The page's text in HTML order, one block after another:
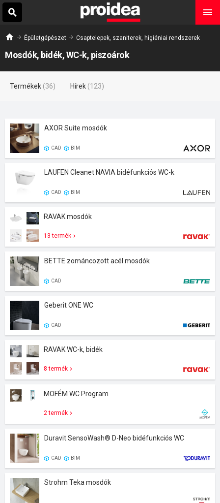
Épületgépészet Csaptelepek, szaniterek, higiéniai rendszerek
Mosdók, bidék, WC-k, piszoárok
Termékek (36) Hírek (123)
AXOR Suite mosdók
CAD BIM
LAUFEN Cleanet NAVIA bidéfunkciós WC-k
CAD BIM
RAVAK mosdók
13 termék
BETTE zománcozott acél mosdók
CAD
Geberit ONE WC
CAD
RAVAK WC-k, bidék
8 termék
MOFÉM WC Program
2 termék
Duravit SensoWash® D-Neo bidéfunkciós WC
CAD BIM
Strohm Teka mosdók